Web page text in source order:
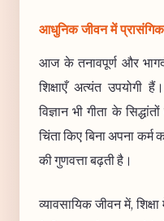
आधुनिक जीवन में
आज के तनावपूर्ण और
शिक्षाएँ अत्यंत उपयोगी
विज्ञान भी गीता के
चिंता किए बिना अपना कर्म
की गुणवत्ता बढ़ती है।
व्यावसायिक जीवन में,